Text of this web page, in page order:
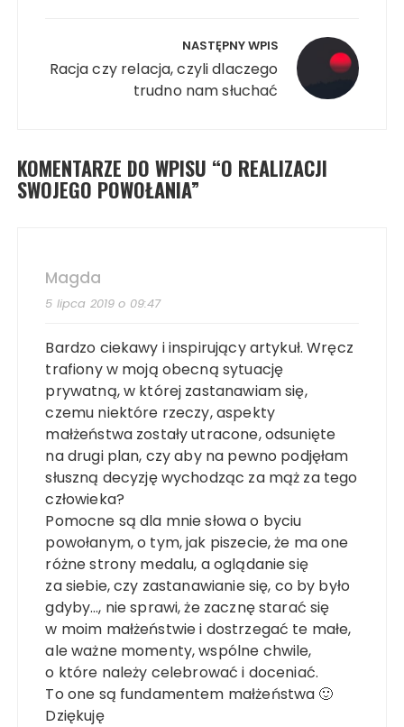
NASTĘPNY WPIS
Racja czy relacja, czyli dlaczego
trudno nam słuchać
KOMENTARZE DO WPISU “O REALIZACJI
SWOJEGO POWOŁANIA”
Magda
5 lipca 2019 o 09:47
Bardzo ciekawy i inspirujący artykuł. Wręcz
trafiony w moją obecną sytuację
prywatną, w której zastanawiam się,
czemu niektóre rzeczy, aspekty
małżeństwa zostały utracone, odsunięte
na drugi plan, czy aby na pewno podjęłam
słuszną decyzję wychodząc za mąż za tego
człowieka?
Pomocne są dla mnie słowa o byciu
powołanym, o tym, jak piszecie, że ma one
różne strony medalu, a oglądanie się
za siebie, czy zastanawianie się, co by było
gdyby…, nie sprawi, że zacznę starać się
w moim małżeństwie i dostrzegać te małe,
ale ważne momenty, wspólne chwile,
o które należy celebrować i doceniać.
To one są fundamentem małżeństwa 🙂
Dziękuję